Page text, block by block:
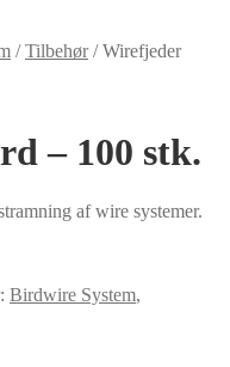
/Tilbehør/Wirefjeder
– 100 stk.
af wire systemer.
Birdwire System,